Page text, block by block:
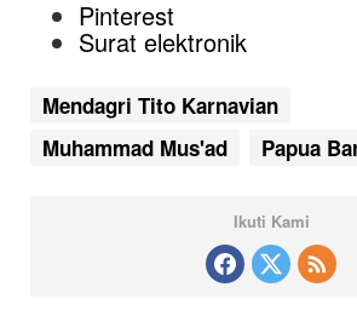
Pinterest
Surat elektronik
Mendagri Tito Karnavian
Muhammad Mus'ad
Papua
Ikuti Kami